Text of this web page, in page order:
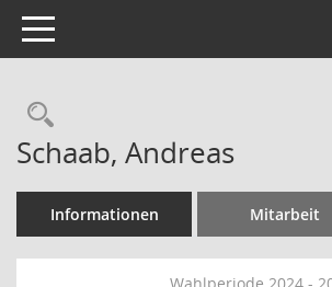
Toggle navigation
Rechercheauswahl
Schaab, Andreas
Informationen Mitarbeit